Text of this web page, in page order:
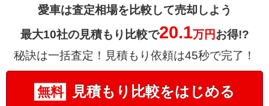
愛車は査定相場を比較して売却しよう
最大10社の見積もり比較で20.1万円お得!?
秘訣は一括査定！見積もり依頼は45秒で完了！
無料 見積もり比較をはじめる